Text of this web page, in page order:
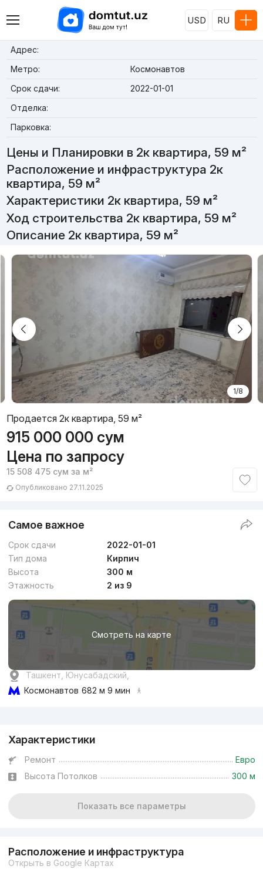
USD RU
Адрес:
Метро:
Космонавтов
Срок сдачи:
2022-01-01
Отделка:
Парковка:
Цены и Планировки в 2к квартира, 59 м²
Расположение и инфраструктура 2к
квартира, 59 м²
Характеристики 2к квартира, 59 м²
Ход строительства 2к квартира, 59 м²
Описание 2к квартира, 59 м²
1/8
Продается 2к квартира, 59 м²
915 000 000 сум
Цена по запросу
15 508 475 сум за м²
Опубликовано 27.11.2025
Самое важное
Срок сдачи
2022-01-01
Тип дома
Кирпич
Высота
300 м
Этажность
2 из 9
Смотреть на карте
Ташкент, Юнусабадский,
Космонавтов 682 м 9 мин
Характеристики
Ремонт
Евро
Высота Потолков
300 м
Показать все параметры
Расположение и инфраструктура
Открыть в Google Картах